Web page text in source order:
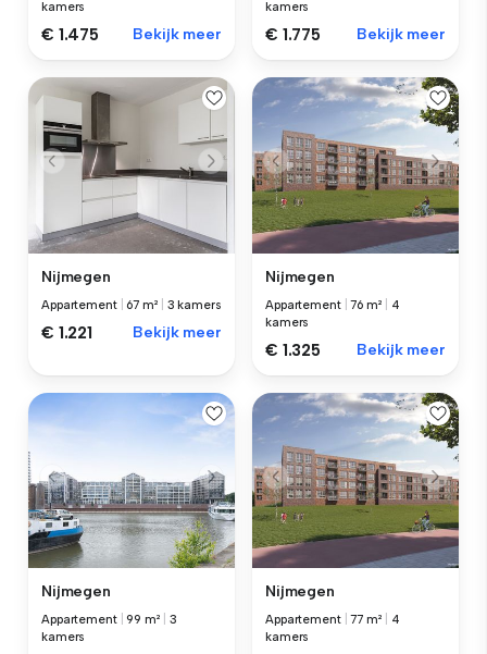
kamers
€ 1.475 Bekijk meer
kamers
€ 1.775 Bekijk meer
Nijmegen
Appartement 67 m² 3 kamers
€ 1.221 Bekijk meer
Nijmegen
Appartement |76 m²
4
kamers
€ 1.325 Bekijk meer
Nijmegen
Appartement |99 m²
3
kamers
Nijmegen
Appartement |77 m²
4
kamers